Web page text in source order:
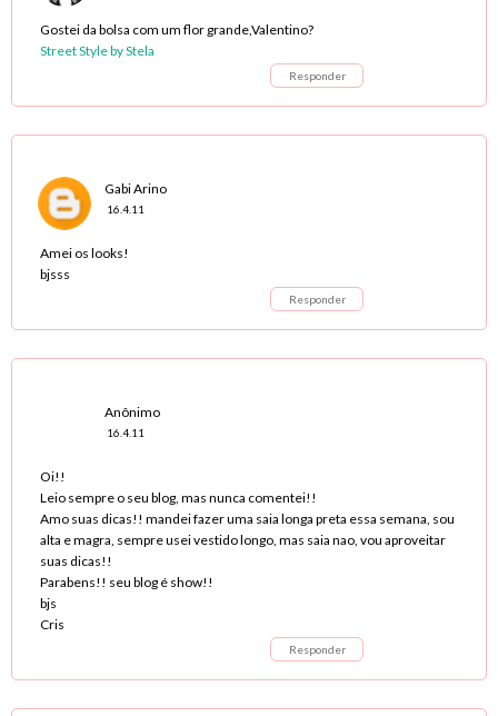
Gostei da bolsa com um flor grande,Valentino?
Street Style by Stela
Responder
Gabi Arino
16.4.11
Amei os looks!
bjsss
Responder
Anônimo
16.4.11
Oi!!
Leio sempre o seu blog, mas nunca comentei!!
Amo suas dicas!! mandei fazer uma saia longa preta essa semana, sou
alta e magra, sempre usei vestido longo, mas saia nao, vou aproveitar
suas dicas!!
Parabens!! seu blog é show!!
bjs
Cris
Responder